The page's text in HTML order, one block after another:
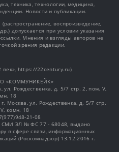
техника, технологии, медицина,
Новости и публикации.
воспроизведение,
допускается при условии указания
Мнения и взгляды авторов не
зрения редакции.
век», https://22century.ru)
«КОММУНИКЕЙК»
ул. Рождественка, д. 5/7 стр. 2, пом. V,
18
Москва, ул. Рождественка, д. 5/7 стр.
комн. 18
21-08
СМИ ЭЛ № ФС 77 - 68048, выдано
в сфере связи, информационных
(Роскомнадзор) 13.12.2016 г.